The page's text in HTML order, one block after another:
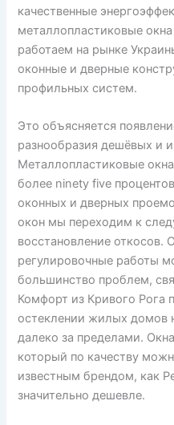
качественные
металлопластиковые
работаем на рынке
оконные и дверные
профильных систем.
Это объясняется
разнообразия дешёвых и
Металлопластиковые
более ninety five
оконных и дверных
окон мы переходим к
восстановление откосов.
регулировочные работы
большинство проблем,
Комфорт из Кривого Рога
остеклении жилых домов
далеко за пределами.
который по качеству
известным брендом, как
значительно дешевле.